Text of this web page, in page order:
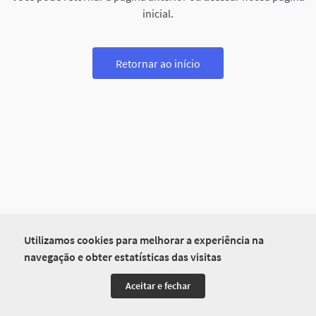
Utilizamos cookies para melhorar a experiência na
navegação e obter estatísticas das visitas
Aceitar e fechar
inicial.
Retornar ao início